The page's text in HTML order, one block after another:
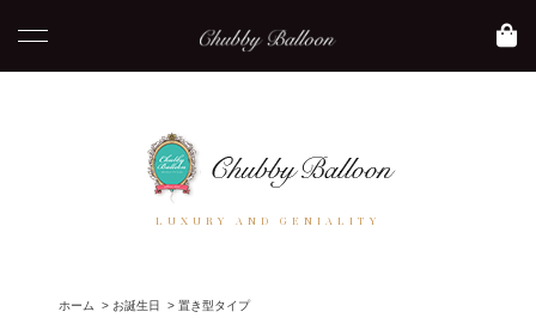
LUXURY AND GENIALITY
ホーム > お誕生日 >置き型タイプ